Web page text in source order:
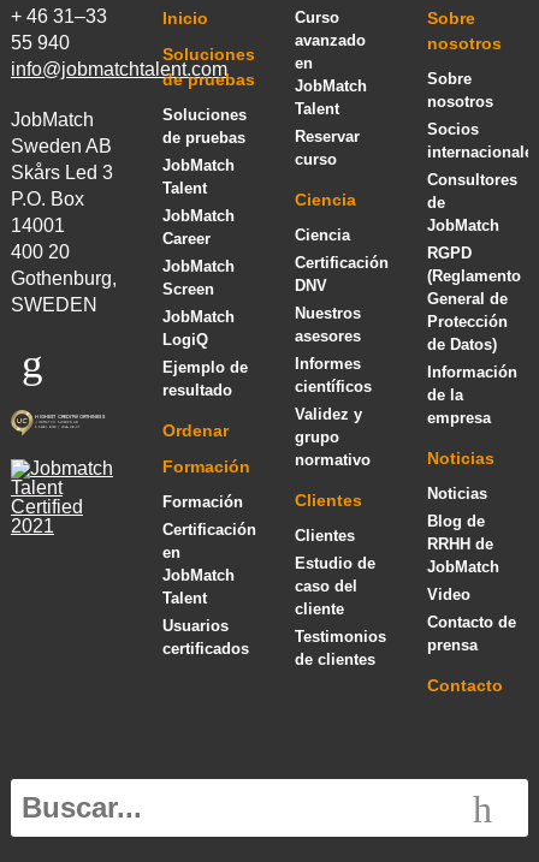
+ 46 31–33
55 940
info@jobmatchtalent.com
JobMatch
Sweden AB
Skårs Led 3
P.O. Box
14001
400 20
Gothenburg,
SWEDEN
Inicio
Soluciones
de pruebas
Soluciones
de pruebas
JobMatch
Talent
JobMatch
Career
JobMatch
Screen
JobMatch
LogiQ
Ejemplo de
resultado
Ordenar
Formación
Formación
Certificación
en
JobMatch
Talent
Usuarios
certificados
Curso
avanzado
en
JobMatch
Talent
Reservar
curso
Ciencia
Ciencia
Certificación
DNV
Nuestros
asesores
Informes
científicos
Validez y
grupo
normativo
Clientes
Clientes
Estudio de
caso del
cliente
Testimonios
de clientes
Sobre
nosotros
Sobre
nosotros
Socios
Consultores
de
JobMatch
RGPD
(Reglamento
General de
Protección
de Datos)
Información
de la
empresa
Noticias
Noticias
Blog de
RRHH de
JobMatch
Video
Contacto de
prensa
Contacto